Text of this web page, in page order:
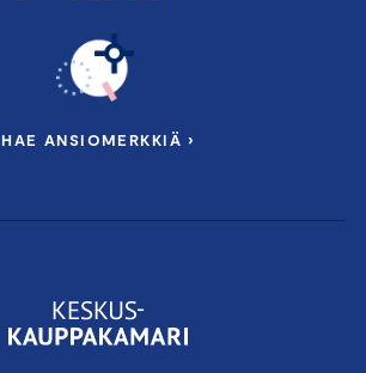
HAE ANSIOMERKKIÄ ›